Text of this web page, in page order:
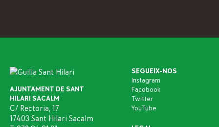
AJUNTAMENT DE SANT
HILARI SACALM
C/ Rectoria, 17
17403 Sant Hilari Sacalm
SEGUEIX-NOS
Instagram
Facebook
Twitter
YouTube